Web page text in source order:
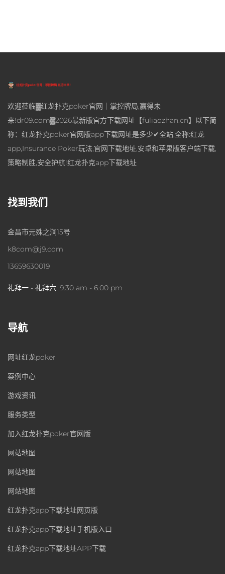
欢迎莅临▓红龙扑克poker官网｜掌控牌局,赢得未
来!dr09.com▓2026最新版官方下载网址【fuliaozhan.cn】以下简
称：红龙扑克poker官网版app下载网址是多少✔全站,全称:红龙
app,Insurance Poker玩法,官网下载地址,安卓和苹果版客户端下载,
策略制胜,安全护航!红龙扑克app下载地址
找到我们
金昌市元殊之涧15号
k8com@j9.com
13659630019
礼拜一 - 礼拜六: 9:30 am - 6:00 pm
导航
网址红龙poker
案例中心
游戏资讯
服务类型
加入红龙扑克poker官网版
网站地图
网站地图
网站地图
红龙扑克app下载地址网页版
红龙扑克app下载地址手机版入口
红龙扑克app下载地址APP下载